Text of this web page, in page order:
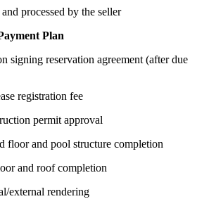
processed by the seller
Plan
signing reservation agreement (after due
registration fee
permit approval
floor and pool structure completion
and roof completion
external rendering